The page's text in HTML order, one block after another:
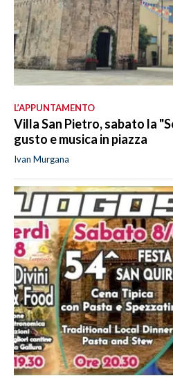
L’APPUNTAMENTO
Villa San Pietro, sabato la
gusto e musica in piazza
Ivan Murgana